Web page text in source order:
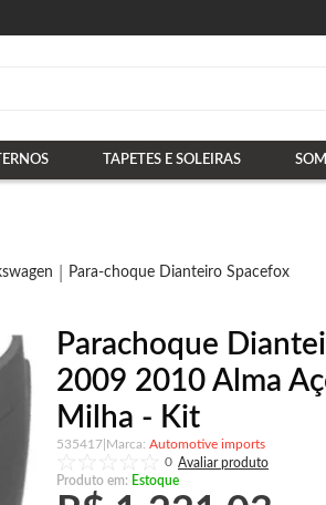
TAPETES E SOLEIRAS
Para-choque Dianteiro Spacefox
Parachoque
2009 2010 Alma
Milha - Kit
535417
Automotive imports
0
Produto em: Estoque